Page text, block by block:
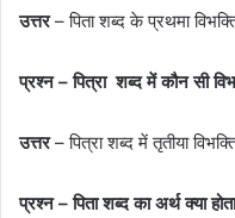
उत्तर– पिता शब्द के प्रथमा
प्रश्न – पित्रा शब्द में कौन सी
उत्तर– पित्रा शब्द में तृतीया
प्रश्न – पिता शब्द का अर्थ क्या